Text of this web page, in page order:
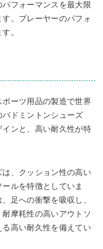
フォーマンスを最大限
。プレーヤーのパフォ
。
ーツ用品の製造で世界
ドミントンシューズ
ンと、高い耐久性が特
、クッション性の高い
ルを特徴としていま
足への衝撃を吸収し、
摩耗性の高いアウトソ
高い耐久性を備えてい